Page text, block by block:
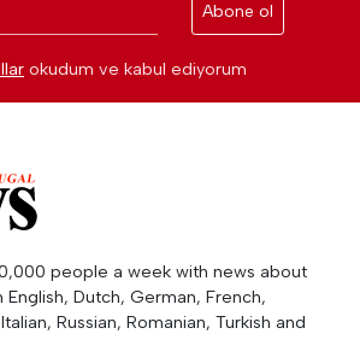
Abone ol
okudum ve kabul ediyorum
people a week with news about
Dutch, German, French,
Russian, Romanian, Turkish and